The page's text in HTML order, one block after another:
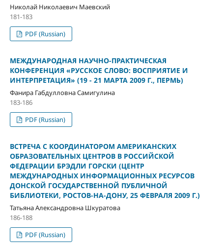
Николай Николаевич Маевский
181-183
PDF (Russian)
МЕЖДУНАРОДНАЯ НАУЧНО-ПРАКТИЧЕСКАЯ
КОНФЕРЕНЦИЯ «РУССКОЕ СЛОВО: ВОСПРИЯТИЕ И
ИНТЕРПРЕТАЦИЯ» (19 - 21 МАРТА 2009 Г., ПЕРМЬ)
Фанира Габдулловна Самигулина
183-186
PDF (Russian)
ВСТРЕЧА С КООРДИНАТОРОМ АМЕРИКАНСКИХ
ОБРАЗОВАТЕЛЬНЫХ ЦЕНТРОВ В РОССИЙСКОЙ
ФЕДЕРАЦИИ БРЭДЛИ ГОРСКИ (ЦЕНТР
МЕЖДУНАРОДНЫХ ИНФОРМАЦИОННЫХ РЕСУРСОВ
ДОНСКОЙ ГОСУДАРСТВЕННОЙ ПУБЛИЧНОЙ
БИБЛИОТЕКИ, РОСТОВ-НА-ДОНУ, 25 ФЕВРАЛЯ 2009 Г.)
Татьяна Александровна Шкуратова
186-188
PDF (Russian)